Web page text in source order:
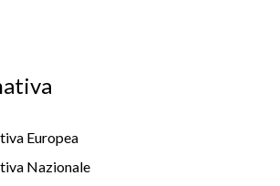
Europea
Nazionale